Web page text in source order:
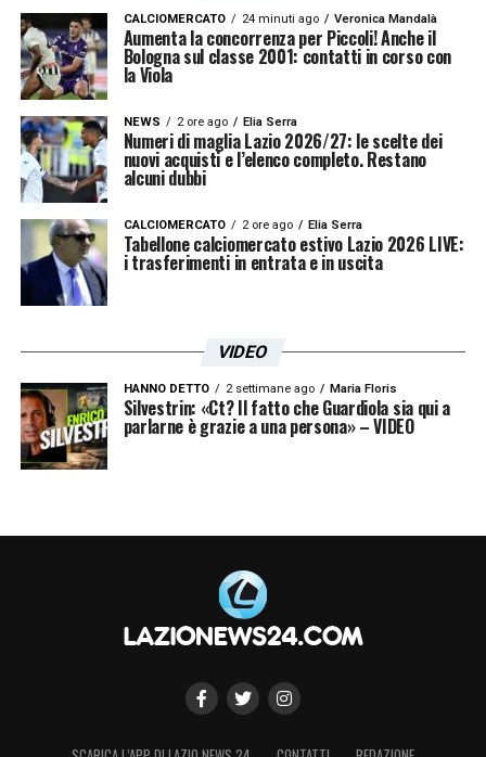
CALCIOMERCATO 24 minuti ago Veronica Mandalà
Aumenta la concorrenza per Piccoli! Anche il
Bologna sul classe 2001: contatti in corso con
la Viola
NEWS 2 ore ago Elia Serra
Numeri di maglia Lazio 2026/27: le scelte dei
nuovi acquisti e l’elenco completo. Restano
alcuni dubbi
CALCIOMERCATO 2 ore ago Elia Serra
Tabellone calciomercato estivo Lazio 2026 LIVE:
i trasferimenti in entrata e in uscita
VIDEO
HANNO DETTO 2 settimane ago Maria Floris
Silvestrin: «Ct? Il fatto che Guardiola sia qui a
parlarne è grazie a una persona» – VIDEO